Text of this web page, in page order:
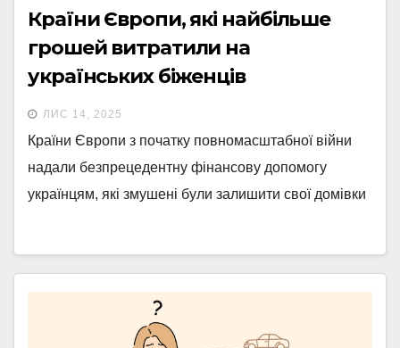
Країни Європи, які найбільше
грошей витратили на
українських біженців
(інфографіка)
ЛИС 14, 2025
Країни Європи з початку повномасштабної війни
надали безпрецедентну фінансову допомогу
українцям, які змушені були залишити свої домівки